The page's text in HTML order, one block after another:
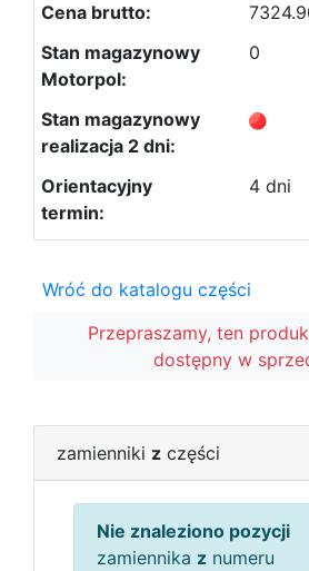
0
4 dni
Wróć do katalogu części
Przepraszamy, ten
dostępny w
zamienniki z części
Nie znaleziono pozycji
zamiennika z numeru